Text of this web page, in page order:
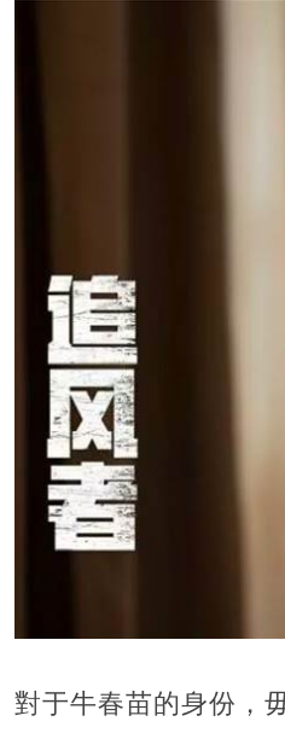
對于牛春苗的身份，